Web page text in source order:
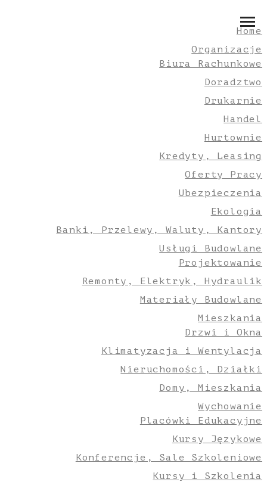
Home
Organizacje
Biura Rachunkowe
Doradztwo
Drukarnie
Handel
Hurtownie
Kredyty, Leasing
Oferty Pracy
Ubezpieczenia
Ekologia
Banki, Przelewy, Waluty, Kantory
Usługi Budowlane
Projektowanie
Remonty, Elektryk, Hydraulik
Materiały Budowlane
Mieszkania
Drzwi i Okna
Klimatyzacja i Wentylacja
Nieruchomości, Działki
Domy, Mieszkania
Wychowanie
Placówki Edukacyjne
Kursy Językowe
Konferencje, Sale Szkoleniowe
Kursy i Szkolenia